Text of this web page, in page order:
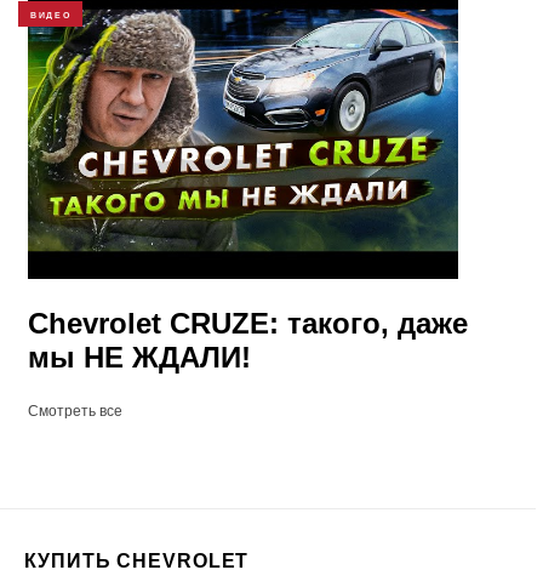
ВИДЕО
Chevrolet CRUZE: такого, даже
мы НЕ ЖДАЛИ!
Смотреть все
КУПИТЬ CHEVROLET